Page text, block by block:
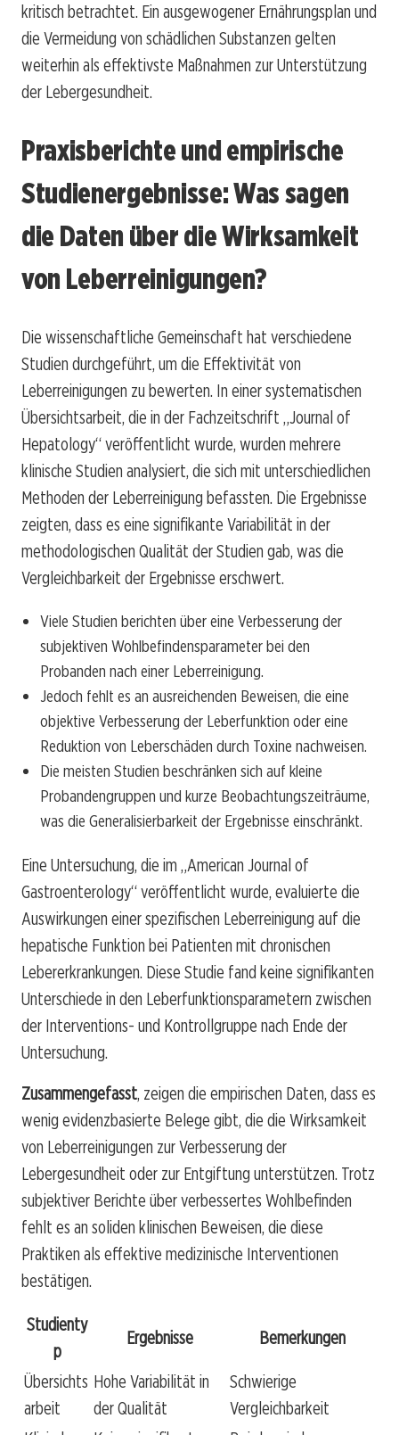
kritisch betrachtet. Ein ausgewogener Ernährungsplan und
die Vermeidung von schädlichen Substanzen gelten
weiterhin als effektivste Maßnahmen zur Unterstützung
der Lebergesundheit.
Praxisberichte und empirische
Studienergebnisse: Was sagen
die Daten über die Wirksamkeit
von Leberreinigungen?
Die wissenschaftliche Gemeinschaft hat verschiedene
Studien durchgeführt, um die Effektivität von
Leberreinigungen zu bewerten. In einer systematischen
Übersichtsarbeit, die in der Fachzeitschrift „Journal of
Hepatology“ veröffentlicht wurde, wurden mehrere
klinische Studien analysiert, die sich mit unterschiedlichen
Methoden der Leberreinigung befassten. Die Ergebnisse
zeigten, dass es eine signifikante Variabilität in der
methodologischen Qualität der Studien gab, was die
Vergleichbarkeit der Ergebnisse erschwert.
Viele Studien berichten über eine Verbesserung der
subjektiven Wohlbefindensparameter bei den
Probanden nach einer Leberreinigung.
Jedoch fehlt es an ausreichenden Beweisen, die eine
objektive Verbesserung der Leberfunktion oder eine
Reduktion von Leberschäden durch Toxine nachweisen.
Die meisten Studien beschränken sich auf kleine
Probandengruppen und kurze Beobachtungszeiträume,
was die Generalisierbarkeit der Ergebnisse einschränkt.
Eine Untersuchung, die im „American Journal of
Gastroenterology“ veröffentlicht wurde, evaluierte die
Auswirkungen einer spezifischen Leberreinigung auf die
hepatische Funktion bei Patienten mit chronischen
Lebererkrankungen. Diese Studie fand keine signifikanten
Unterschiede in den Leberfunktionsparametern zwischen
der Interventions- und Kontrollgruppe nach Ende der
Untersuchung.
Zusammengefasst, zeigen die empirischen Daten, dass es
wenig evidenzbasierte Belege gibt, die die Wirksamkeit
von Leberreinigungen zur Verbesserung der
Lebergesundheit oder zur Entgiftung unterstützen. Trotz
subjektiver Berichte über verbessertes Wohlbefinden
fehlt es an soliden klinischen Beweisen, die diese
Praktiken als effektive medizinische Interventionen
bestätigen.
Studienty
p
Ergebnisse Bemerkungen
Übersichts
arbeit
Hohe Variabilität in
der Qualität
Schwierige
Vergleichbarkeit